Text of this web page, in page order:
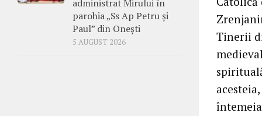
Tinerii
administrat Mirului în
parohia „Ss Ap Petru și
Paul” din Onești
5 AUGUST 2026